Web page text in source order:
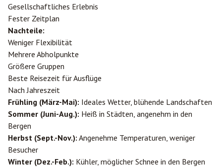
Gesellschaftliches Erlebnis
Fester Zeitplan
Nachteile:
Weniger Flexibilität
Mehrere Abholpunkte
Größere Gruppen
Beste Reisezeit für Ausflüge
Nach Jahreszeit
Frühling (März-Mai): Ideales Wetter, blühende Landschaften
Sommer (Juni-Aug.): Heiß in Städten, angenehm in den
Bergen
Herbst (Sept.-Nov.): Angenehme Temperaturen, weniger
Besucher
Winter (Dez.-Feb.): Kühler, möglicher Schnee in den Bergen